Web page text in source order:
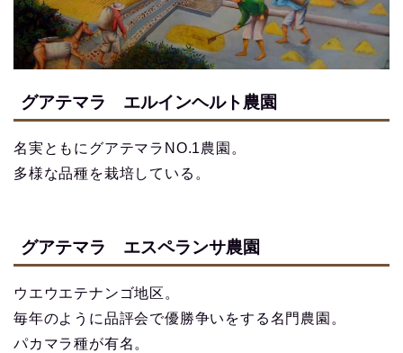
グアテマラ エルインヘルト農園
名実ともにグアテマラNO.1農園。
多様な品種を栽培している。
グアテマラ エスペランサ農園
ウエウエテナンゴ地区。
毎年のように品評会で優勝争いをする名門農園。
パカマラ種が有名。